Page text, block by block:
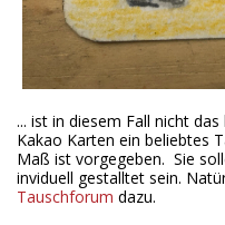
... ist in diesem Fall nicht
Kakao Karten ein beliebtes
Maß ist vorgegeben. Sie
inviduell gestalltet sein.
Tauschforum dazu.